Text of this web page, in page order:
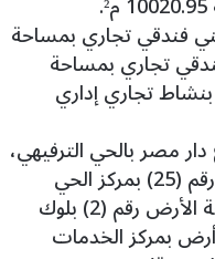
طرح قطعة الأرض رقم 130 بنشاط سكني فندقي تجاري بمساحة
رقم 128 بنشاط سكني فندقي تجاري بمساحة
13161 متر مربع بالمنطقة الاستثمارية – حي الاستثمار، والقطعة رقم 16 بنشاط تجاري إداري
خدمات مشروع دار مصر بالحي الترفيهي،
بمساحة 7079 مترًا مربعًا، بنشاط تجاري وإداري وترفيهي، وقطعة الأرض رقم (25) بمركز الحي
التاسع بمساحة 644 مترًا مربعًا بنشاط تجاري، ويتضمن الطرح أيضًا قطعة الأرض رقم (2) بلوك
وقطعة أرض بمركز الخدمات